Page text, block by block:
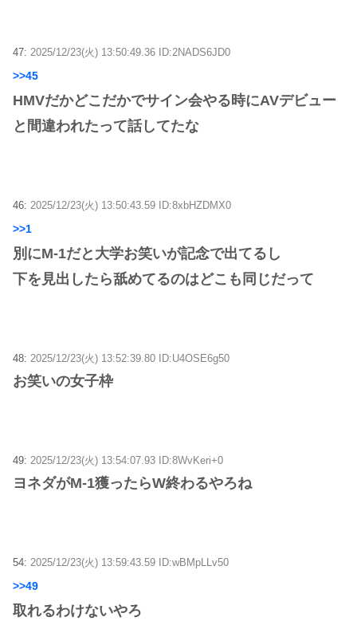
47: 2025/12/23(火) 13:50:49.36 ID:2NADS6JD0
>>45
HMVだかどこだかでサイン会やる時にAVデビュー
と間違われたって話してたな
46: 2025/12/23(火) 13:50:43.59 ID:8xbHZDMX0
>>1
別にM-1だと大学お笑いが記念で出てるし
下を見出したら舐めてるのはどこも同じだって
48: 2025/12/23(火) 13:52:39.80 ID:U4OSE6g50
お笑いの女子枠
49: 2025/12/23(火) 13:54:07.93 ID:8WvKeri+0
ヨネダがM-1獲ったらW終わるやろね
54: 2025/12/23(火) 13:59:43.59 ID:wBMpLLv50
>>49
取れるわけないやろ